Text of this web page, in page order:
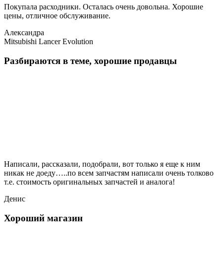
Покупала расходники. Осталась очень довольна. Хорошие
цены, отличное обслуживание.
Александра
Mitsubishi Lancer Evolution
Разбираются в теме, хорошие продавцы
Написали, рассказали, подобрали, вот только я еще к ним
никак не доеду…..по всем запчастям написали очень толково
т.е. стоимость оригинальных запчастей и аналога!
Денис
Хороший магазин